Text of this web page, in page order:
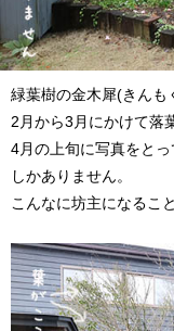
緑葉樹の金木犀(きんも
2月から3月にかけて落
4月の上旬に写真をと
しかありません。
こんなに坊主になるこ